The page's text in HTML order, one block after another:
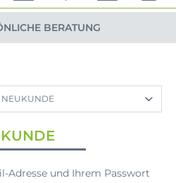
BERATUNG
LIEFERUNG
Adresse und Ihrem Passwort